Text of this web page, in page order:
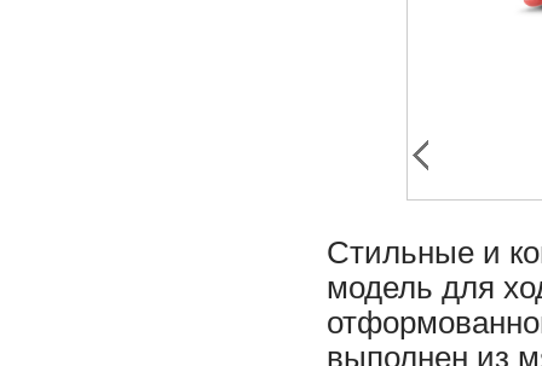
Стильные и
модель для
выполнен из